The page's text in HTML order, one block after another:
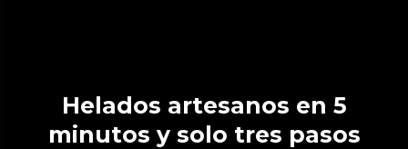
Helados artesanos en 5
minutos y solo tres pasos